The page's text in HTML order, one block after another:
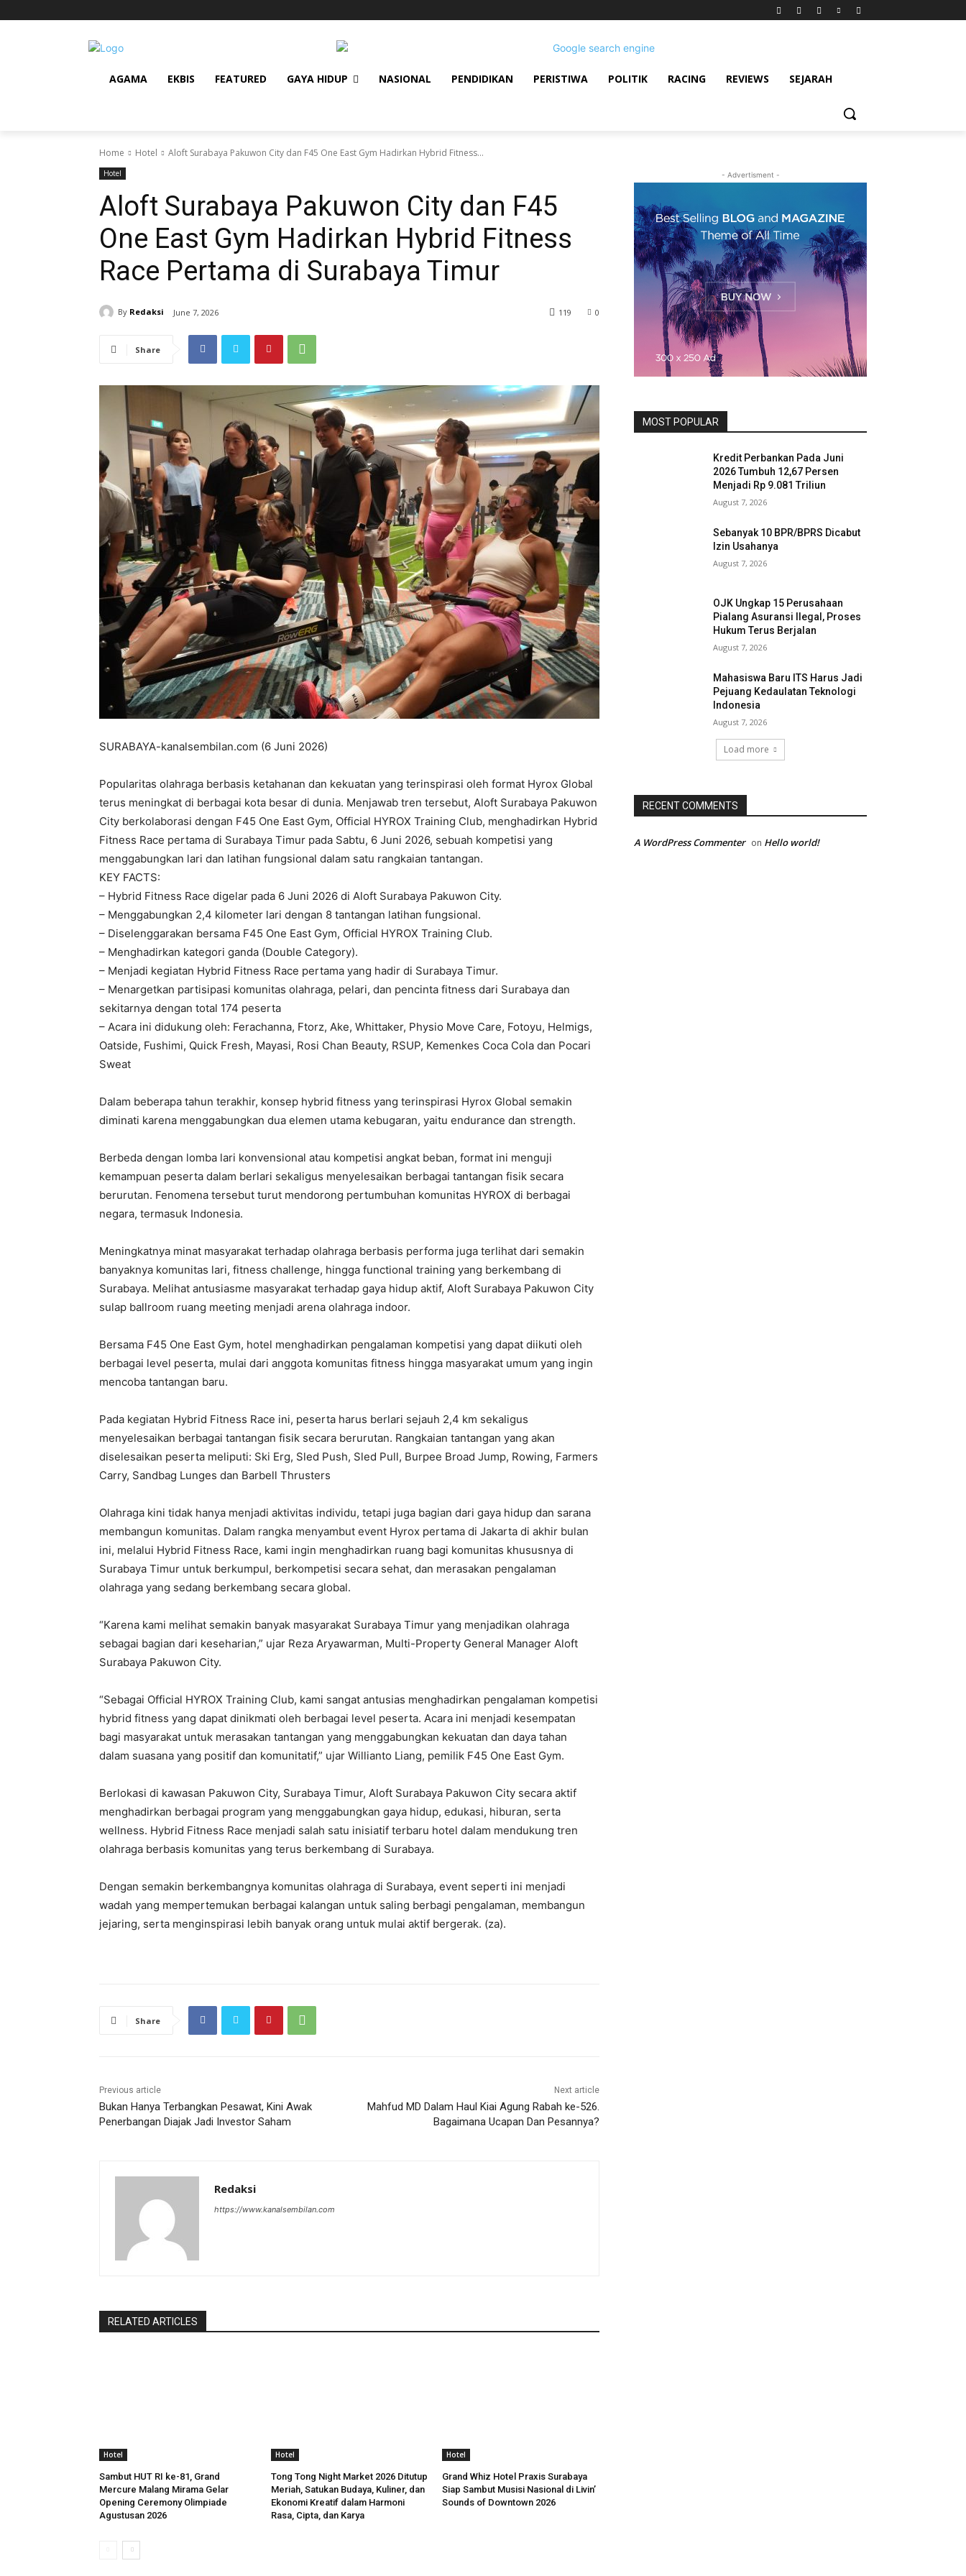
AGAMA EKBIS FEATURED GAYA HIDUP NASIONAL PENDIDIKAN PERISTIWA POLITIK RACING REVIEWS SEJARAH
Home Hotel Aloft Surabaya Pakuwon City dan F45 One East Gym Hadirkan Hybrid Fitness...
Hotel
Aloft Surabaya Pakuwon City dan F45
One East Gym Hadirkan Hybrid Fitness
Race Pertama di Surabaya Timur
By Redaksi June 7, 2026 0
119
Share
SURABAYA-kanalsembilan.com (6 Juni 2026)
Popularitas olahraga berbasis ketahanan dan kekuatan yang terinspirasi oleh format Hyrox Global
terus meningkat di berbagai kota besar di dunia. Menjawab tren tersebut, Aloft Surabaya Pakuwon
City berkolaborasi dengan F45 One East Gym, Official HYROX Training Club, menghadirkan Hybrid
Fitness Race pertama di Surabaya Timur pada Sabtu, 6 Juni 2026, sebuah kompetisi yang
menggabungkan lari dan latihan fungsional dalam satu rangkaian tantangan.
KEY FACTS:
– Hybrid Fitness Race digelar pada 6 Juni 2026 di Aloft Surabaya Pakuwon City.
– Menggabungkan 2,4 kilometer lari dengan 8 tantangan latihan fungsional.
– Diselenggarakan bersama F45 One East Gym, Official HYROX Training Club.
– Menghadirkan kategori ganda (Double Category).
– Menjadi kegiatan Hybrid Fitness Race pertama yang hadir di Surabaya Timur.
– Menargetkan partisipasi komunitas olahraga, pelari, dan pencinta fitness dari Surabaya dan
sekitarnya dengan total 174 peserta
– Acara ini didukung oleh: Ferachanna, Ftorz, Ake, Whittaker, Physio Move Care, Fotoyu, Helmigs,
Oatside, Fushimi, Quick Fresh, Mayasi, Rosi Chan Beauty, RSUP, Kemenkes Coca Cola dan Pocari
Sweat
Dalam beberapa tahun terakhir, konsep hybrid fitness yang terinspirasi Hyrox Global semakin
diminati karena menggabungkan dua elemen utama kebugaran, yaitu endurance dan strength.
Berbeda dengan lomba lari konvensional atau kompetisi angkat beban, format ini menguji
kemampuan peserta dalam berlari sekaligus menyelesaikan berbagai tantangan fisik secara
berurutan. Fenomena tersebut turut mendorong pertumbuhan komunitas HYROX di berbagai
negara, termasuk Indonesia.
Meningkatnya minat masyarakat terhadap olahraga berbasis performa juga terlihat dari semakin
banyaknya komunitas lari, fitness challenge, hingga functional training yang berkembang di
Surabaya. Melihat antusiasme masyarakat terhadap gaya hidup aktif, Aloft Surabaya Pakuwon City
sulap ballroom ruang meeting menjadi arena olahraga indoor.
Bersama F45 One East Gym, hotel menghadirkan pengalaman kompetisi yang dapat diikuti oleh
berbagai level peserta, mulai dari anggota komunitas fitness hingga masyarakat umum yang ingin
mencoba tantangan baru.
Pada kegiatan Hybrid Fitness Race ini, peserta harus berlari sejauh 2,4 km sekaligus
menyelesaikan berbagai tantangan fisik secara berurutan. Rangkaian tantangan yang akan
diselesaikan peserta meliputi: Ski Erg, Sled Push, Sled Pull, Burpee Broad Jump, Rowing, Farmers
Carry, Sandbag Lunges dan Barbell Thrusters
Olahraga kini tidak hanya menjadi aktivitas individu, tetapi juga bagian dari gaya hidup dan sarana
membangun komunitas. Dalam rangka menyambut event Hyrox pertama di Jakarta di akhir bulan
ini, melalui Hybrid Fitness Race, kami ingin menghadirkan ruang bagi komunitas khususnya di
Surabaya Timur untuk berkumpul, berkompetisi secara sehat, dan merasakan pengalaman
olahraga yang sedang berkembang secara global.
“Karena kami melihat semakin banyak masyarakat Surabaya Timur yang menjadikan olahraga
sebagai bagian dari keseharian,” ujar Reza Aryawarman, Multi-Property General Manager Aloft
Surabaya Pakuwon City.
“Sebagai Official HYROX Training Club, kami sangat antusias menghadirkan pengalaman kompetisi
hybrid fitness yang dapat dinikmati oleh berbagai level peserta. Acara ini menjadi kesempatan
bagi masyarakat untuk merasakan tantangan yang menggabungkan kekuatan dan daya tahan
dalam suasana yang positif dan komunitatif,” ujar Willianto Liang, pemilik F45 One East Gym.
Berlokasi di kawasan Pakuwon City, Surabaya Timur, Aloft Surabaya Pakuwon City secara aktif
menghadirkan berbagai program yang menggabungkan gaya hidup, edukasi, hiburan, serta
wellness. Hybrid Fitness Race menjadi salah satu inisiatif terbaru hotel dalam mendukung tren
olahraga berbasis komunitas yang terus berkembang di Surabaya.
Dengan semakin berkembangnya komunitas olahraga di Surabaya, event seperti ini menjadi
wadah yang mempertemukan berbagai kalangan untuk saling berbagi pengalaman, membangun
jejaring, serta menginspirasi lebih banyak orang untuk mulai aktif bergerak. (za).
Share
Previous article
Bukan Hanya Terbangkan Pesawat, Kini Awak
Penerbangan Diajak Jadi Investor Saham
Next article
Mahfud MD Dalam Haul Kiai Agung Rabah ke-526.
Bagaimana Ucapan Dan Pesannya?
Redaksi
https://www.kanalsembilan.com
RELATED ARTICLES
Hotel
Sambut HUT RI ke-81, Grand
Mercure Malang Mirama Gelar
Opening Ceremony Olimpiade
Agustusan 2026
Hotel
Tong Tong Night Market 2026 Ditutup
Meriah, Satukan Budaya, Kuliner, dan
Ekonomi Kreatif dalam Harmoni
Rasa, Cipta, dan Karya
Hotel
Grand Whiz Hotel Praxis Surabaya
Siap Sambut Musisi Nasional di Livin’
Sounds of Downtown 2026
- Advertisment -
MOST POPULAR
Kredit Perbankan Pada Juni
2026 Tumbuh 12,67 Persen
Menjadi Rp 9.081 Triliun
August 7, 2026
Sebanyak 10 BPR/BPRS Dicabut
Izin Usahanya
August 7, 2026
OJK Ungkap 15 Perusahaan
Pialang Asuransi Ilegal, Proses
Hukum Terus Berjalan
August 7, 2026
Mahasiswa Baru ITS Harus Jadi
Pejuang Kedaulatan Teknologi
Indonesia
August 7, 2026
Load more
RECENT COMMENTS
A WordPress Commenter on Hello world!